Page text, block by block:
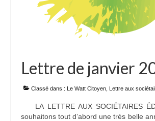
Lettre de janvier
Classé dans : Le Watt Citoyen Lettre aux
LA LETTRE AUX SOCIÉTAIRES
souhaitons tout d’abord une très belle